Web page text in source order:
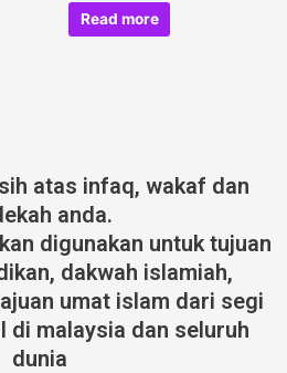
Read more
atas infaq, wakaf dan
anda.
digunakan untuk tujuan
dakwah islamiah,
umat islam dari segi
di malaysia dan seluruh
dunia